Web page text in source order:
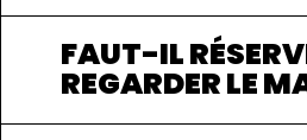
FAUT-IL
REGARDER LE